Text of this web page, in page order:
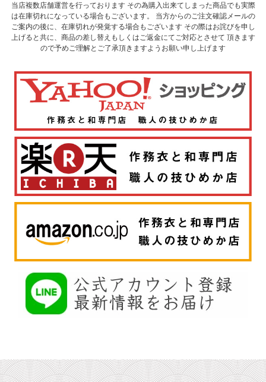
当店複数店舗運営を行っております その為購入出来てしまった商品でも実際
は在庫切れになっている場合もございます。 当方からのご注文確認メールの
ご案内の後に、在庫切れが発覚する場合もございます その際はお詫びを申し
上げると共に、商品の差し替えもしくはご返金にてご対応とさせて 頂きます
ので予めご理解とご了承頂きますようお願い申し上げます